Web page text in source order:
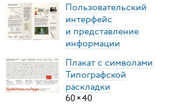
Пользовательский
интерфейс
и представление
информации
Плакат с символами
Типографской
раскладки
60×40